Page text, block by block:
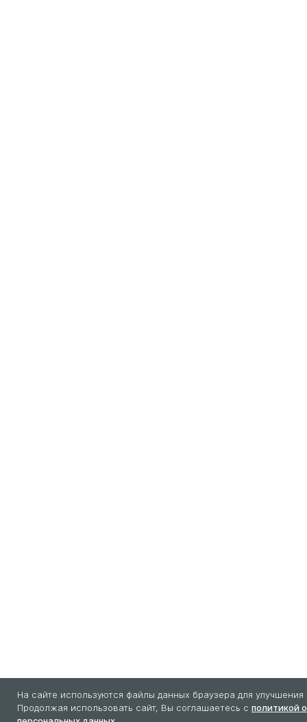
На сайте используются файлы данных браузера для улучшения
Продолжая использовать сайт, Вы соглашаетесь с политикой